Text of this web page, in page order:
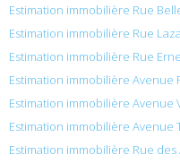
Estimation immobilière Rue
Estimation immobilière Rue
Estimation immobilière Rue
Estimation immobilière Avenue
Estimation immobilière Avenue
Estimation immobilière Avenue
Estimation immobilière Rue